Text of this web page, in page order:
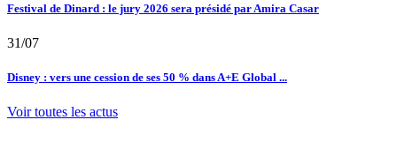
Festival de Dinard : le jury 2026 sera présidé par Amira Casar
31/07
Disney : vers une cession de ses 50 % dans A+E Global ...
Voir toutes les actus